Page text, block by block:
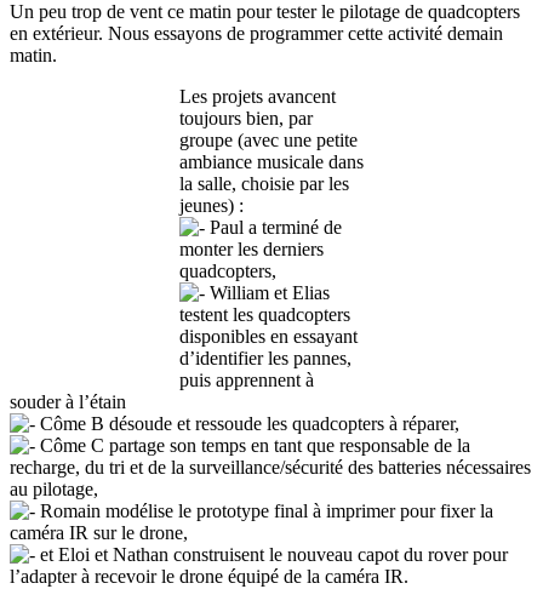
Un peu trop de vent ce matin pour tester le pilotage de quadcopters
en extérieur. Nous essayons de programmer cette activité demain
matin.
Les projets avancent
toujours bien, par
groupe (avec une petite
ambiance musicale dans
la salle, choisie par les
jeunes) :
Paul a terminé de
monter les derniers
quadcopters,
William et Elias
testent les quadcopters
disponibles en essayant
d’identifier les pannes,
puis apprennent à
souder à l’étain
Côme B désoude et ressoude les quadcopters à réparer,
Côme C partage son temps en tant que responsable de la
recharge, du tri et de la surveillance/sécurité des batteries nécessaires
au pilotage,
Romain modélise le prototype final à imprimer pour fixer la
caméra IR sur le drone,
et Eloi et Nathan construisent le nouveau capot du rover pour
l’adapter à recevoir le drone équipé de la caméra IR.